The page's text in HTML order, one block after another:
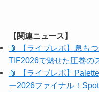
【関連ニュース】
📎 【ライブレポ】息も
TIF2026で魅せた圧巻の
📎 【ライブレポ】
ー2026ファイナル！